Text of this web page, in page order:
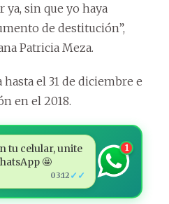
ya, sin que yo haya
de destitución”,
Patricia Meza.
el 31 de diciembre e
en el 2018.
tu celular, unite
🤩
03:12 ✓✓
1